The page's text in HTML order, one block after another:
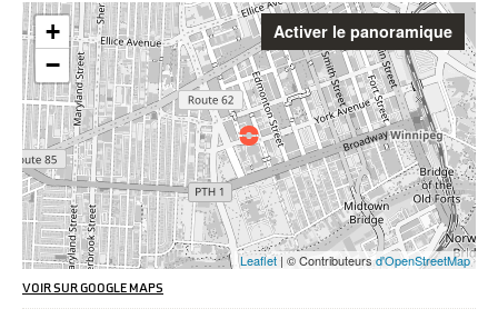
Attention
:
Cette
carte
interactive
peut
poser
des
défis
pour
les
utilisateurs
de
lecteurs
d'écran,
+
−
Leaflet | © Contributeursd'OpenStreetMap
Activer le panoramique
VOIR SUR GOOGLE MAPS